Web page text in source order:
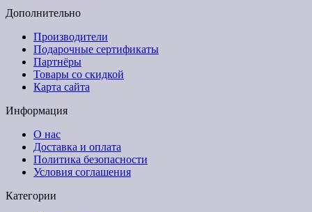
Дополнительно
Производители
Подарочные сертификаты
Партнёры
Товары со скидкой
Карта сайта
Информация
О нас
Доставка и оплата
Политика безопасности
Условия соглашения
Категории